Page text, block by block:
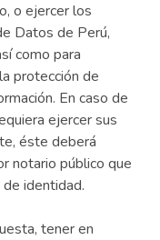
o ejercer los
Datos de Perú,
como para
protección de
En caso de
ejercer sus
éste deberá
notario público que
identidad.
tener en